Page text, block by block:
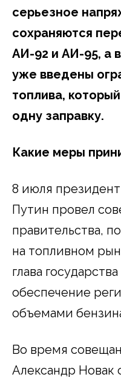
серьезное
сохраняются
АИ-92 и АИ-95, а
уже введены
топлива,
одну заправку.
Какие меры
8 июля
Путин провел
правительства,
на топливном
глава
обеспечение
объемами
Во время
Александр Новак